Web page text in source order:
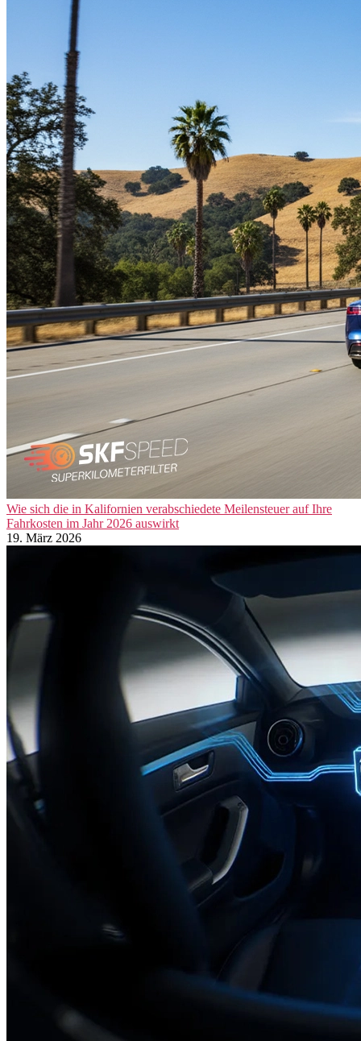
Wie sich die in Kalifornien verabschiedete Meilensteuer auf Ihre
Fahrkosten im Jahr 2026 auswirkt
19. März 2026